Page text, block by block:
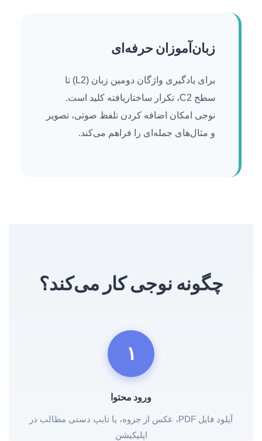
زبان‌آموزان حرفه‌ای
برای یادگیری واژگان دومین زبان (L2) تا
سطح C2، تکرار ساختاریافته کلید است.
نوجی امکان اضافه کردن تلفظ صوتی، تصویر
و مثال‌های جمله‌ای را فراهم می‌کند.
چگونه نوجی کار می‌کند؟
۱
ورود محتوا
آپلود فایل PDF، عکس از جزوه، یا تایپ دستی مطالب در
اپلیکیشن